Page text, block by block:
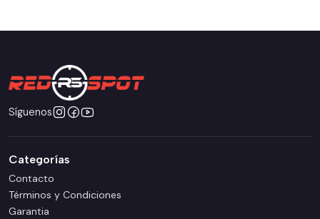
Síguenos
Categorías
Contacto
Términos y Condiciones
Garantia